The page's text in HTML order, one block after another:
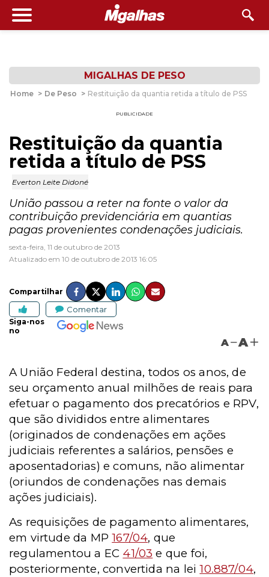
MIGALHAS DE PESO
Home > De Peso > Restituição da quantia retida a título de PSS
PUBLICIDADE
Restituição da quantia
retida a título de PSS
Everton Leite Didoné
União passou a reter na fonte o valor da
contribuição previdenciária em quantias
pagas provenientes condenações judiciais.
sexta-feira, 11 de outubro de 2013
Atualizado em 10 de outubro de 2013 16:05
Compartilhar
Comentar
Siga-nos
no
A A
A União Federal destina, todos os anos, de
seu orçamento anual milhões de reais para
efetuar o pagamento dos precatórios e RPV,
que são divididos entre alimentares
(originados de condenações em ações
judiciais referentes a salários, pensões e
aposentadorias) e comuns, não alimentar
(oriundos de condenações nas demais
ações judiciais).
As requisições de pagamento alimentares,
em virtude da MP167/04, que
regulamentou a EC 41/03 e que foi,
posteriormente, convertida na lei10.887/04,